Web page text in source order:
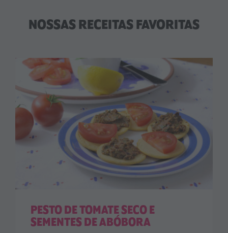
NOSSAS RECEITAS FAVORITAS
PESTO DE TOMATE SECO E
SEMENTES DE ABÓBORA